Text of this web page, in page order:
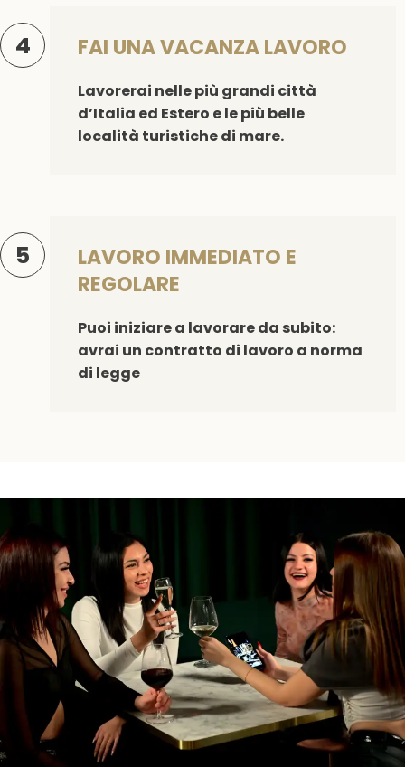
4 FAI UNA VACANZA LAVORO
Lavorerai nelle più grandi città
d’Italia ed Estero e le più belle
località turistiche di mare.
5
LAVORO IMMEDIATO E
REGOLARE
Puoi iniziare a lavorare da subito:
avrai un contratto di lavoro a norma
di legge